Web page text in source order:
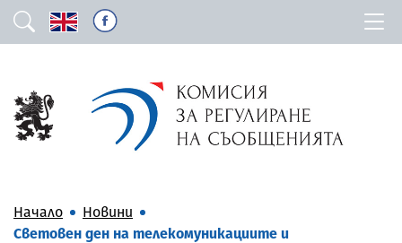
Начало
Новини
Световен ден на телекомуникациите и